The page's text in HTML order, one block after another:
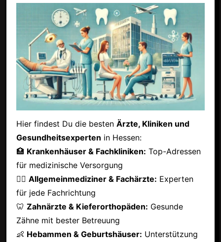
Hier findest Du die besten Ärzte, Kliniken und
Gesundheitsexperten in Hessen:
🏥 Krankenhäuser & Fachkliniken: Top-Adressen
für medizinische Versorgung
👩‍⚕️ Allgemeinmediziner & Fachärzte: Experten
für jede Fachrichtung
🦷 Zahnärzte & Kieferorthopäden: Gesunde
Zähne mit bester Betreuung
👶 Hebammen & Geburtshäuser: Unterstützung